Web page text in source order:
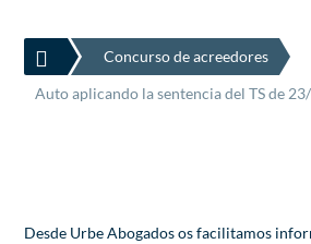

Concurso de acreedores
Auto aplicando la sentencia del TS de
Desde Urbe Abogados os facilitamos